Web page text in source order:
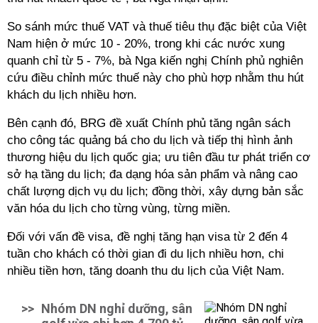
So sánh mức thuế VAT và thuế tiêu thụ đặc biệt của Việt
Nam hiện ở mức 10 - 20%, trong khi các nước xung
quanh chỉ từ 5 - 7%, bà Nga kiến nghị Chính phủ nghiên
cứu điều chỉnh mức thuế này cho phù hợp nhằm thu hút
khách du lịch nhiều hơn.
Bên cạnh đó, BRG đề xuất Chính phủ tăng ngân sách
cho công tác quảng bá cho du lịch và tiếp thị hình ảnh
thương hiệu du lịch quốc gia; ưu tiên đầu tư phát triển cơ
sở hạ tầng du lịch; đa dạng hóa sản phẩm và nâng cao
chất lượng dịch vụ du lịch; đồng thời, xây dựng bản sắc
văn hóa du lịch cho từng vùng, từng miền.
Đối với vấn đề visa, đề nghị tăng hạn visa từ 2 đến 4
tuần cho khách có thời gian đi du lịch nhiều hơn, chi
nhiều tiền hơn, tăng doanh thu du lịch của Việt Nam.
>> Nhóm DN nghỉ dưỡng, sân